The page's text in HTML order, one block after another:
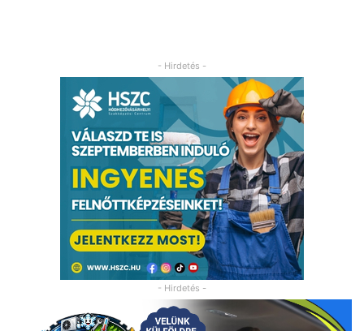
- Hirdetés -
- Hirdetés -